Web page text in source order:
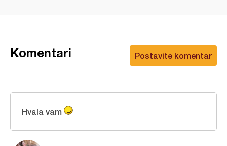
Postavite komentar
Komentari
Hvala vam